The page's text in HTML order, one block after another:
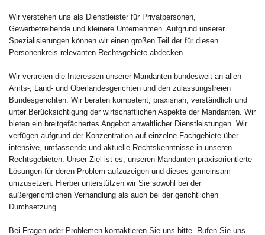
Wir verstehen uns als Dienstleister für Privatpersonen,
Gewerbetreibende und kleinere Unternehmen. Aufgrund unserer
Spezialisierungen können wir einen großen Teil der für diesen
Personenkreis relevanten Rechtsgebiete abdecken.
Wir vertreten die Interessen unserer Mandanten bundesweit an allen
Amts-, Land- und Oberlandesgerichten und den zulassungsfreien
Bundesgerichten. Wir beraten kompetent, praxisnah, verständlich und
unter Berücksichtigung der wirtschaftlichen Aspekte der Mandanten. Wir
bieten ein breitgefächertes Angebot anwaltlicher Dienstleistungen. Wir
verfügen aufgrund der Konzentration auf einzelne Fachgebiete über
intensive, umfassende und aktuelle Rechtskenntnisse in unseren
Rechtsgebieten. Unser Ziel ist es, unseren Mandanten praxisorientierte
Lösungen für deren Problem aufzuzeigen und dieses gemeinsam
umzusetzen. Hierbei unterstützen wir Sie sowohl bei der
außergerichtlichen Verhandlung als auch bei der gerichtlichen
Durchsetzung.
Bei Fragen oder Problemen kontaktieren Sie uns bitte. Rufen Sie uns